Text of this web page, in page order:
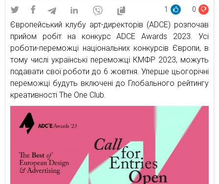
1 0
Європейський клубу арт-директорів (ADCE) розпочав
прийом робіт на конкурс ADCE Awards 2023. Усі
роботи-переможці національних конкурсів Європи, в
тому числі українські переможці КМФР 2023, можуть
подавати свої роботи до 6 жовтня. Уперше цьогорічні
переможці будуть включені до Глобального рейтингу
креативності The One Club.